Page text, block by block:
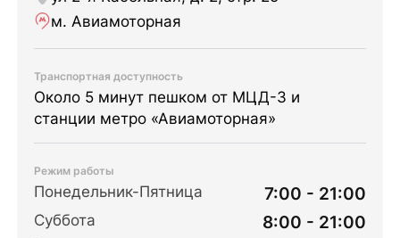
м. Авиамоторная
Транспортная доступность
Около 5 минут пешком от МЦД-3 и
станции метро «Авиамоторная»
Режим работы
Понедельник-Пятница 7:00 - 21:00
Суббота 8:00 - 21:00